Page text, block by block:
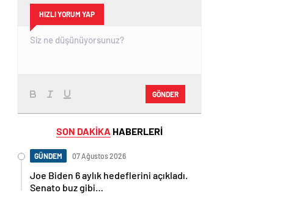
HIZLI YORUM YAP
GÖNDER
SON DAKİKA HABERLERİ
GÜNDEM 07 Ağustos 2026
Joe Biden 6 aylık hedeflerini açıkladı.
Senato buz gibi…